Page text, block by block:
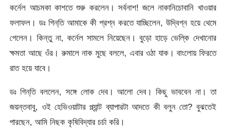
কর্নেল আচমকা কাশতে শুরু করলেন। সর্বনাশ! জলে নাকানিচোবানি খাওয়ার
ফলাফল। ডঃ গিন্‌তি আমাকে কী প্রশ্ন করতে যাচ্ছিলেন, উদ্বিগ্ন হয়ে থেমে
গেলেন। কিন্তু না, কর্নেল সামলে নিয়েছেন। বুড়ো হাড়ে ভেল্কি দেখানোর
ক্ষমতা আছে ওঁর। রুমালে নাক মুছে বললে, এবার ওঠা যাক। বাংলোয় ফিরতে
রাত হয়ে যাবে।
ডঃ গিন্‌তি বললেন, সঙ্গে লোক দেব। আলো দেব। কিছু ভাববেন না। তা
জয়ন্তবাবু, ওই হেভিওয়াটার প্ল্যান্ট ব্যাপারটা আদতে কী বলুন তো? বুঝতেই
পারছেন, আমি নিছক কৃষিবিদ্যার চর্চা করি।